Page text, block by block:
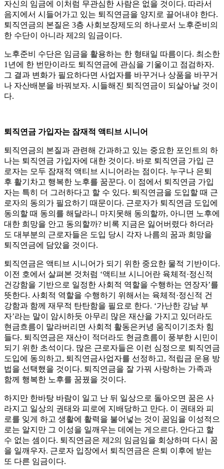
자신의 임금에 이처럼 무관심한 사람은 없을 것이다. 따라서
음지에서 시들어가고 있는 퇴직연금을 양지로 끌어내야 한다.
퇴직연금의 본질은 3층 사회보장제도의 하나로서 노후준비의
한 수단이 아니라 제2의 임금이다.
노후준비 수단은 임금을 활용하는 한 형태일 따름이다. 최소한
1년에 한 번만이라도 퇴직연금에 관심을 기울이고 점검하자.
그 결과 변화가 필요하다면 사업자를 바꾸거나 상품을 바꾸거
나 자산배분을 바꿔보자. 시들해진 퇴직연금이 되살아날 것이
다.
퇴직연금 가입자는 잠재적 액티브 시니어
퇴직연금의 본질과 관련해 간과하고 있는 중요한 포인트의 하
나는 퇴직연금 가입자에 대한 것이다. 바로 퇴직연금 가입 근
로자는 모두 잠재적 액티브 시니어라는 점이다. 누구나 은퇴
후 활기차고 행복한 노후를 꿈꾼다. 이 점에서 퇴직연금 가입
자는 특히 더 그러하다고 할 수 있다. 퇴직연금을 도입할 때 근
로자의 동의가 필요하기 때문이다. 근로자가 퇴직연금 도입에
동의할 때 동의를 해달라니 마지못해 동의할까, 아니면 노후에
대한 희망을 안고 동의할까? 비록 지금은 잃어버렸다 하더라
도 대부분의 근로자들은 도입 당시 각자 나름의 꿈과 희망을
퇴직연금에 담았을 것이다.
퇴직연금은 액티브 시니어가 되기 위한 중요한 물적 기반이다.
이전 호에서 살펴본 것처럼 ‘액티브 시니어란 육체적·정신적
건강함을 기반으로 일정한 사회적 역할을 수행하는 연장자’를
뜻한다. 사회적 역할을 수행하기 위해서는 육체적·정신적 건
강함과 함께 재무적 탄탄함을 필요로 한다. ‘가난한 강남 부
자’라는 말이 암시하듯 아무리 많은 재산을 가지고 있더라도
현금흐름이 말라버리면 사회적 활동은커녕 움직이기조차 힘
들다. 퇴직연금은 재산이 적더라도 현금흐름이 풍부한 시민이
되기 위한 초석이다. 많은 근로자들은 이런 심정으로 퇴직연금
도입에 동의하고, 퇴직연금사업자를 선정하고, 적립금 운용 방
법을 선택했을 것이다. 퇴직연금을 잘 가꿔 사랑하는 가족과
함께 행복한 노후를 꿈꿨을 것이다.
하지만 한바탕 바람이 일고 난 뒤 일상으로 돌아오면 꿈은 사
라지고 일상의 권태와 피로에 지배당하고 만다. 이 권태와 피
로를 잊게 하고 생활에 활력을 불어넣는 것이 꿈임을 이성적으
로는 알지만 그 이성을 일깨우는 데에는 게으르다. 안다고 할
수 없는 셈이다. 퇴직연금은 제2의 임금임을 회상하며 다시 꿈
을 일깨우자. 근로자 입장에서 퇴직연금은 은퇴 이후에 받는
또 다른 임금이다.